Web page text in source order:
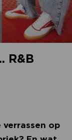
R&B
verrassen op